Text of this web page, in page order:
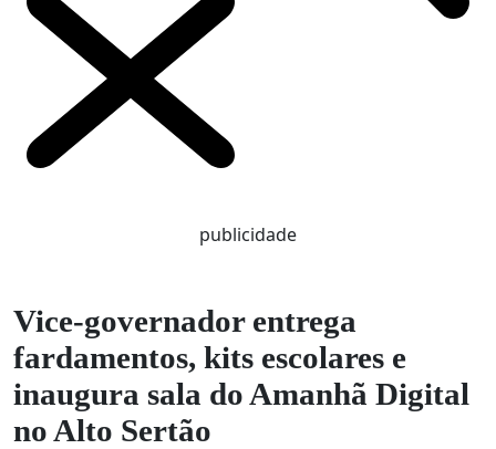
publicidade
Vice-governador entrega
fardamentos, kits escolares e
inaugura sala do Amanhã Digital
no Alto Sertão